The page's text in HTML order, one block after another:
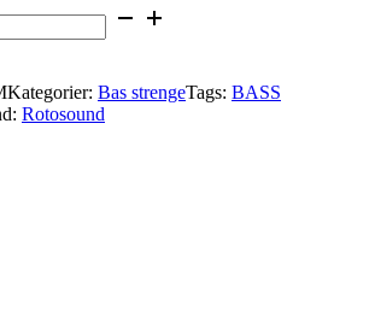
Kategorier: Bas strengeTags: BASS
Rotosound